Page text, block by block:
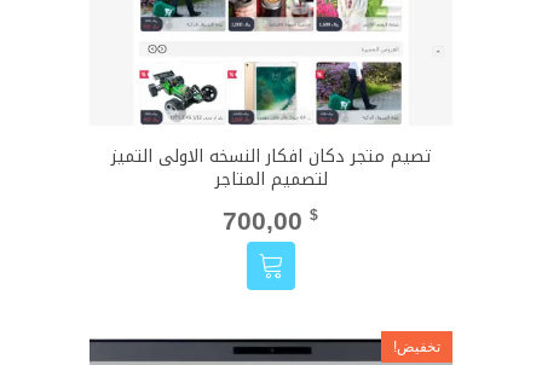
تصيم متجر دكان افكار النسخه الاولى التميز
لتصميم المتاجر
700,00 $
تخفيض!